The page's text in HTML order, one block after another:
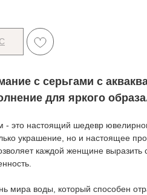
с серьгами с
для яркого
- это настоящий шедевр
украшение, но и настоящее
каждой женщине выразить
мира воды, который способен